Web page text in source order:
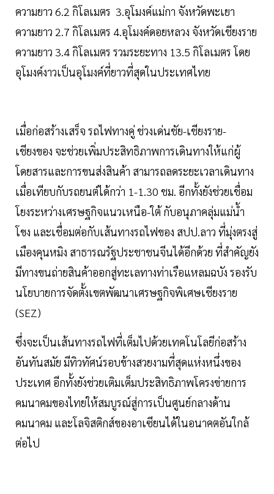
ความยาว 6.2 กิโลเมตร 3.อุโมงค์แม่กา จังหวัดพะเยา
ความยาว 2.7 กิโลเมตร 4.อุโมงค์ดอยหลวง จังหวัดเชียงราย
ความยาว 3.4 กิโลเมตร รวมระยะทาง 13.5 กิโลเมตร โดย
อุโมงค์งาวเป็นอุโมงค์ที่ยาวที่สุดในประเทศไทย
เมื่อก่อสร้างเสร็จ รถไฟทางคู่ ช่วงเด่นชัย-เชียงราย-
เชียงของ จะช่วยเพิ่มประสิทธิภาพการเดินทางให้แก่ผู้
โดยสารและการขนส่งสินค้า สามารถลดระยะเวลาเดินทาง
เมื่อเทียบกับรถยนต์ได้กว่า 1-1.30 ชม. อีกทั้งยังช่วยเชื่อม
โยงระหว่างเศรษฐกิจแนวเหนือ-ใต้ กับอนุภาคลุ่มแม่น้ำ
โขง และเชื่อมต่อกับเส้นทางรถไฟของ สปป.ลาว ที่มุ่งตรงสู่
เมืองคุนหมิง สาธารณรัฐประชาชนจีนได้อีกด้วย ที่สำคัญยัง
มีทางขนถ่ายสินค้าออกสู่ทะเลทางท่าเรือแหลมฉบัง รองรับ
นโยบายการจัดตั้งเขตพัฒนาเศรษฐกิจพิเศษเชียงราย
(SEZ)
ซึ่งจะเป็นเส้นทางรถไฟที่เต็มไปด้วยเทคโนโลยีก่อสร้าง
อันทันสมัย มีทิวทัศน์รอบข้างสวยงามที่สุดแห่งหนึ่งของ
ประเทศ อีกทั้งยังช่วยเติมเต็มประสิทธิภาพโครงข่ายการ
คมนาคมของไทยให้สมบูรณ์สู่การเป็นศูนย์กลางด้าน
คมนาคม และโลจิสติกส์ของอาเซียนได้ในอนาคตอันใกล้
ต่อไป